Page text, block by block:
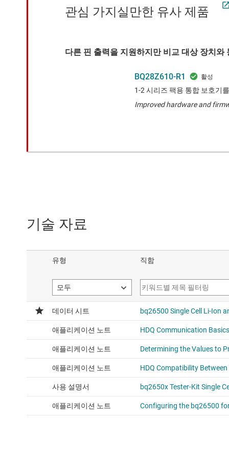
관심 가지실만한 유사 제품
다른 핀 출력을 지원하지만 비교 대상 장치와
BQ28Z610-R1
1-2 시리즈 팩용 통합 보호기
Improved hardware and
기술 자료